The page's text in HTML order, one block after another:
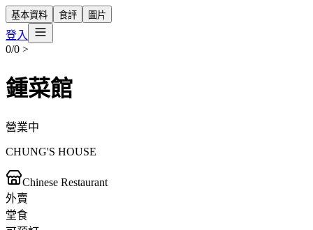
基本資料 食評 圖片
登入
0/0 >
鍾菜館
營業中
CHUNG'S HOUSE
Chinese Restaurant
外賣
堂食